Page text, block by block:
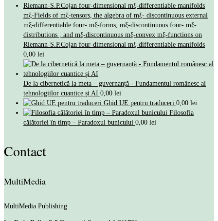
mξ-Fields of mξ-tensors, the algebra of mξ- discontinuous external
mξ-differentiable four- mξ-forms, mξ-discontinuous four- mξ-
distributions , and mξ-discontinuous mξ-convex mξ-functions on
Riemann-S.P.Cojan four-dimensional mξ-differentiable manifolds
0,00 lei
De la cibernetică la meta – guvernanță - Fundamentul românesc al
tehnologiilor cuantice și AI 0,00 lei
Ghid UE pentru traduceri 0,00 lei
Filosofia
călătoriei în timp – Paradoxul bunicului 0,00 lei
Contact
MultiMedia
MultiMedia Publishing